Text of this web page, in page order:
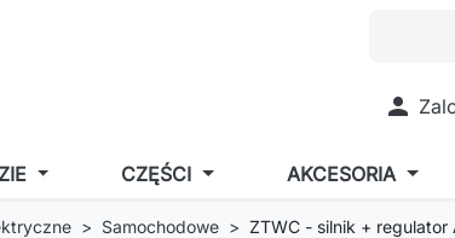

CZĘŚCI AKCESORIA
Samochodowe ZTWC - silnik + regulator